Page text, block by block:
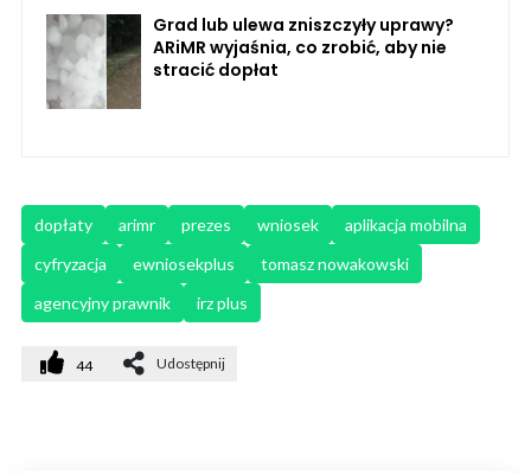
Grad lub ulewa zniszczyły uprawy?
ARiMR wyjaśnia, co zrobić, aby nie
stracić dopłat
dopłaty arimr prezes wniosek
aplikacja mobilna
cyfryzacja
ewniosekplus
tomasz nowakowski
agencyjny prawnik
irz plus
44 Udostępnij